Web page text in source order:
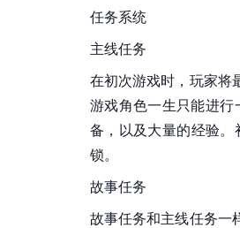
任务系统
主线任务
在初次游戏时，玩家将
游戏角色一生只能进
备，以及大量的经验
锁。
故事任务
故事任务和主线任务一